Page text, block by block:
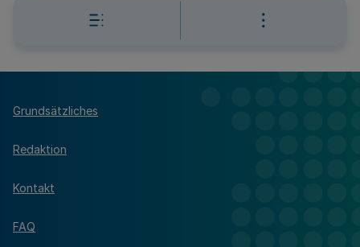
Grundsätzliches
Redaktion
Kontakt
FAQ